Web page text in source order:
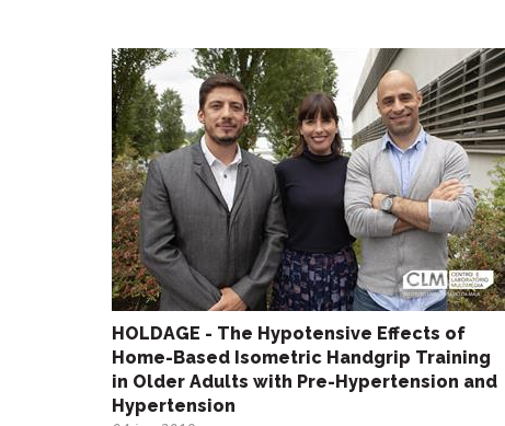
HOLDAGE - The Hypotensive Effects of
Home-Based Isometric Handgrip Training
in Older Adults with Pre-Hypertension and
Hypertension